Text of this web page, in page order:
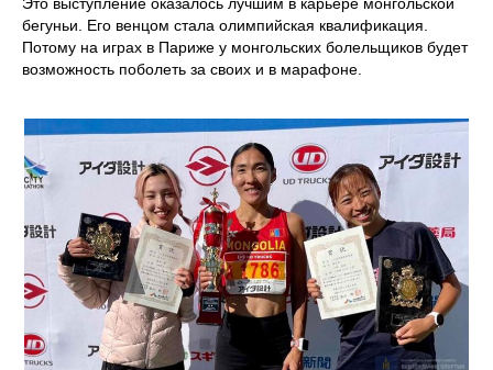
бегуньи. Его венцом стала олимпийская квалификация.
Потому на играх в Париже у монгольских болельщиков будет
возможность поболеть за своих и в марафоне.